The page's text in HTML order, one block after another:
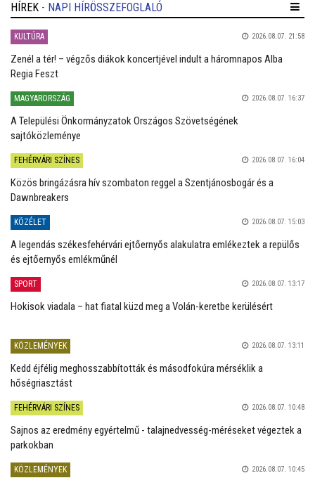
HÍREK - NAPI HÍRÖSSZEFOGLALÓ
KULTÚRA 2026.08.07. 21:58
Zenél a tér! – végzős diákok koncertjével indult a háromnapos Alba
Regia Feszt
MAGYARORSZÁG 2026.08.07. 16:37
A Települési Önkormányzatok Országos Szövetségének
sajtóközleménye
FEHÉRVÁRI SZÍNES 2026.08.07. 16:04
Közös bringázásra hív szombaton reggel a Szentjánosbogár és a
Dawnbreakers
KÖZÉLET 2026.08.07. 15:03
A legendás székesfehérvári ejtőernyős alakulatra emlékeztek a repülős
és ejtőernyős emlékműnél
SPORT 2026.08.07. 13:17
Hokisok viadala – hat fiatal küzd meg a Volán-keretbe kerülésért
KÖZLEMÉNYEK 2026.08.07. 13:11
Kedd éjfélig meghosszabbították és másodfokúra mérséklik a
hőségriasztást
FEHÉRVÁRI SZÍNES 2026.08.07. 10:48
Sajnos az eredmény egyértelmű - talajnedvesség-méréseket végeztek a
parkokban
KÖZLEMÉNYEK 2026.08.07. 10:45